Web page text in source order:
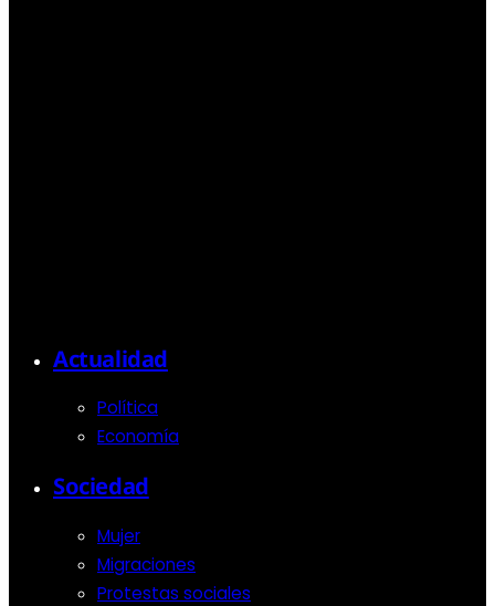
Actualidad
Política
Economía
Sociedad
Mujer
Migraciones
Protestas sociales